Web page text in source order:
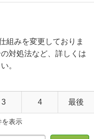
組みを変更しておりま
対処法など、詳しくは
。
3 4 最後
表示